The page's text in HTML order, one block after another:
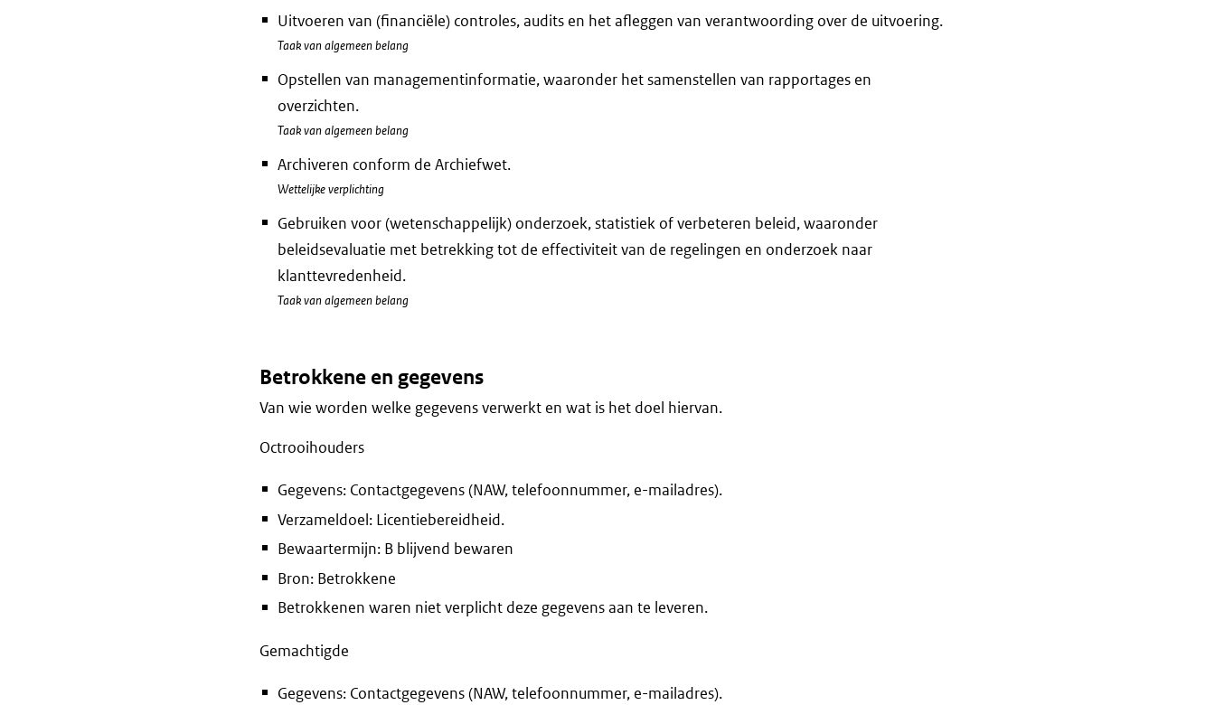
Uitvoeren van (financiële) controles, audits en het afleggen van verantwoording over de uitvoering.
Taak van algemeen belang
Opstellen van managementinformatie, waaronder het samenstellen van rapportages en
overzichten.
Taak van algemeen belang
Archiveren conform de Archiefwet.
Wettelijke verplichting
Gebruiken voor (wetenschappelijk) onderzoek, statistiek of verbeteren beleid, waaronder
beleidsevaluatie met betrekking tot de effectiviteit van de regelingen en onderzoek naar
klanttevredenheid.
Taak van algemeen belang
Betrokkene en gegevens
Van wie worden welke gegevens verwerkt en wat is het doel hiervan.
Octrooihouders
Gegevens: Contactgegevens (NAW, telefoonnummer, e-mailadres).
Verzameldoel: Licentiebereidheid.
Bewaartermijn: B blijvend bewaren
Bron: Betrokkene
Betrokkenen waren niet verplicht deze gegevens aan te leveren.
Gemachtigde
Gegevens: Contactgegevens (NAW, telefoonnummer, e-mailadres).